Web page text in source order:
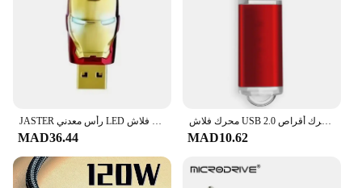
MAD36.44 MAD10.62